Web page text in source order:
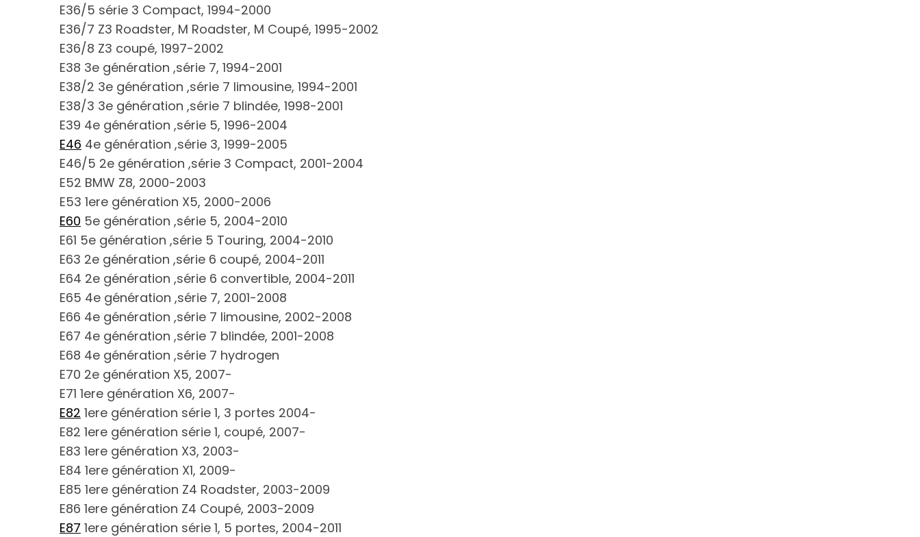
E36/5 série 3 Compact, 1994-2000
E36/7 Z3 Roadster, M Roadster, M Coupé, 1995-2002
E36/8 Z3 coupé, 1997-2002
E38 3e génération ,série 7, 1994-2001
E38/2 3e génération ,série 7 limousine, 1994-2001
E38/3 3e génération ,série 7 blindée, 1998-2001
E39 4e génération ,série 5, 1996-2004
E46 4e génération ,série 3, 1999-2005
E46/5 2e génération ,série 3 Compact, 2001-2004
E52 BMW Z8, 2000-2003
E53 1ere génération X5, 2000-2006
E60 5e génération ,série 5, 2004-2010
E61 5e génération ,série 5 Touring, 2004-2010
E63 2e génération ,série 6 coupé, 2004-2011
E64 2e génération ,série 6 convertible, 2004-2011
E65 4e génération ,série 7, 2001-2008
E66 4e génération ,série 7 limousine, 2002-2008
E67 4e génération ,série 7 blindée, 2001-2008
E68 4e génération ,série 7 hydrogen
E70 2e génération X5, 2007-
E71 1ere génération X6, 2007-
E82 1ere génération série 1, 3 portes 2004-
E82 1ere génération série 1, coupé, 2007-
E83 1ere génération X3, 2003-
E84 1ere génération X1, 2009-
E85 1ere génération Z4 Roadster, 2003-2009
E86 1ere génération Z4 Coupé, 2003-2009
E87 1ere génération série 1, 5 portes, 2004-2011
S
e
a
r
c
h
f
o
r
: